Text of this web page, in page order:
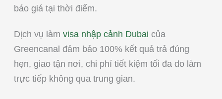
báo giá tại thời điểm.
Dịch vụ làm visa nhập cảnh Dubai của
Greencanal đảm bảo 100% kết quả trả đúng
hẹn, giao tận nơi, chi phí tiết kiệm tối đa do làm
trực tiếp không qua trung gian.